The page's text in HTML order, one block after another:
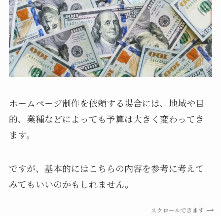
ホームページ制作を依頼する場合には、地域や目
的、業種などによっても予算は大きく変わってき
ます。
ですが、基本的にはこちらの内容を参考に考えて
みてもいいのかもしれません。
スクロールできます